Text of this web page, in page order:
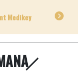
Medikey